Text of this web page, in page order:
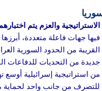
الاستراتيجية والعزم يتم
فيها جهات فاعلة متعددة،
القريبة من الحدود السورية
جديدة من التحديات للدفاعات
من استراتيجية إسرائيلية
للتصرف من جانب واحد لحماية